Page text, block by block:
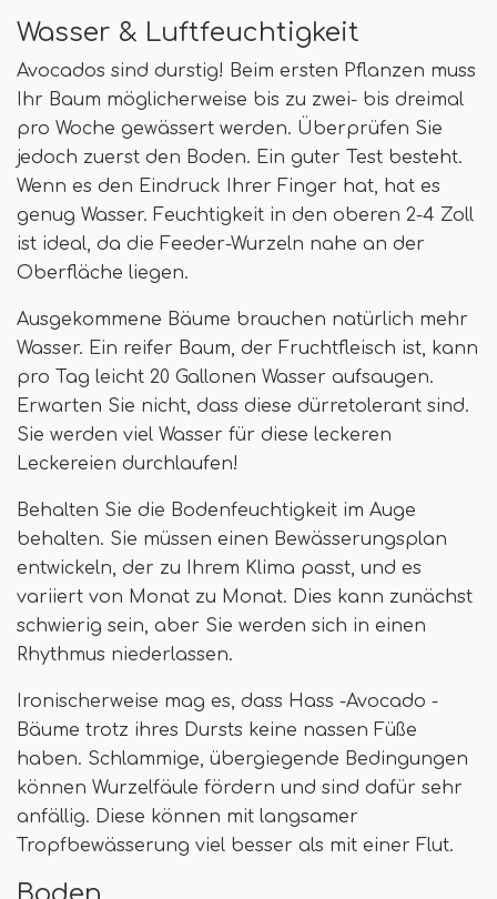
Wasser & Luftfeuchtigkeit
Avocados sind durstig! Beim ersten Pflanzen muss
Ihr Baum möglicherweise bis zu zwei- bis dreimal
pro Woche gewässert werden. Überprüfen Sie
jedoch zuerst den Boden. Ein guter Test besteht.
Wenn es den Eindruck Ihrer Finger hat, hat es
genug Wasser. Feuchtigkeit in den oberen 2-4 Zoll
ist ideal, da die Feeder-Wurzeln nahe an der
Oberfläche liegen.
Ausgekommene Bäume brauchen natürlich mehr
Wasser. Ein reifer Baum, der Fruchtfleisch ist, kann
pro Tag leicht 20 Gallonen Wasser aufsaugen.
Erwarten Sie nicht, dass diese dürretolerant sind.
Sie werden viel Wasser für diese leckeren
Leckereien durchlaufen!
Behalten Sie die Bodenfeuchtigkeit im Auge
behalten. Sie müssen einen Bewässerungsplan
entwickeln, der zu Ihrem Klima passt, und es
variiert von Monat zu Monat. Dies kann zunächst
schwierig sein, aber Sie werden sich in einen
Rhythmus niederlassen.
Ironischerweise mag es, dass Hass -Avocado -
Bäume trotz ihres Dursts keine nassen Füße
haben. Schlammige, übergiegende Bedingungen
können Wurzelfäule fördern und sind dafür sehr
anfällig. Diese können mit langsamer
Tropfbewässerung viel besser als mit einer Flut.